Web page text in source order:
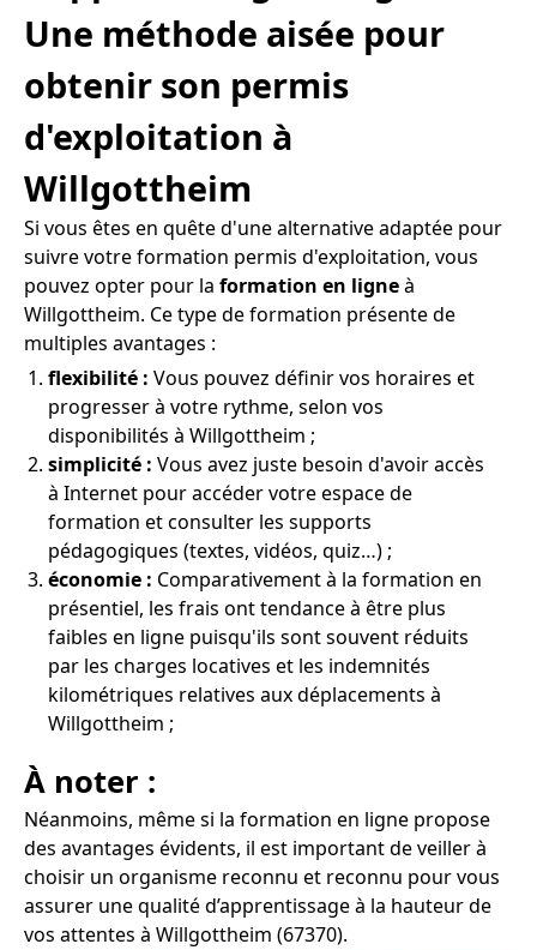
Une méthode aisée pour
obtenir son permis
d'exploitation à
Willgottheim
Si vous êtes en quête d'une alternative adaptée pour
suivre votre formation permis d'exploitation, vous
pouvez opter pour la formation en ligneà
Willgottheim. Ce type de formation présente de
multiples avantages :
flexibilité : Vous pouvez définir vos horaires et
progresser à votre rythme, selon vos
disponibilités à Willgottheim ;
simplicité : Vous avez juste besoin d'avoir accès
à Internet pour accéder votre espace de
formation et consulter les supports
pédagogiques (textes, vidéos, quiz…) ;
économie : Comparativement à la formation en
présentiel, les frais ont tendance à être plus
faibles en ligne puisqu'ils sont souvent réduits
par les charges locatives et les indemnités
kilométriques relatives aux déplacements à
Willgottheim ;
À noter :
Néanmoins, même si la formation en ligne propose
des avantages évidents, il est important de veiller à
choisir un organisme reconnu et reconnu pour vous
assurer une qualité d’apprentissage à la hauteur de
vos attentes à Willgottheim (67370).